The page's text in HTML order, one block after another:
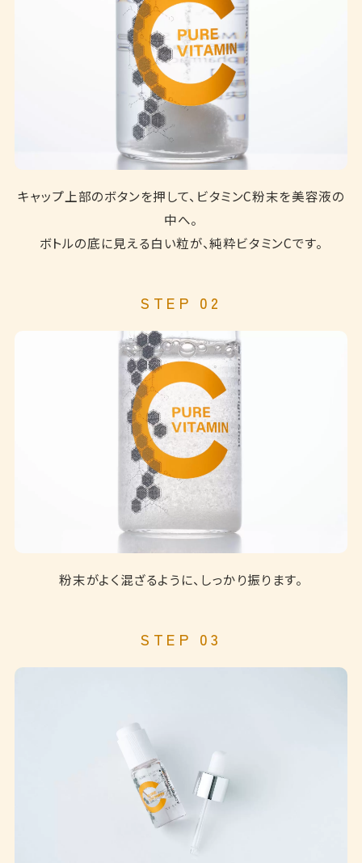
キャップ上部のボタンを押して、ビタミンC粉末を美容液の
中へ。
ボトルの底に見える白い粒が、純粋ビタミンCです。
STEP 02
粉末がよく混ざるように、しっかり振ります。
STEP 03